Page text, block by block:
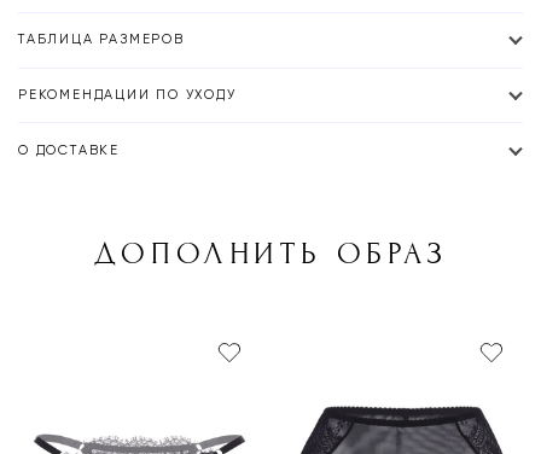
ТАБЛИЦА РАЗМЕРОВ
РЕКОМЕНДАЦИИ ПО УХОДУ
О ДОСТАВКЕ
ДОПОЛНИТЬ ОБРАЗ